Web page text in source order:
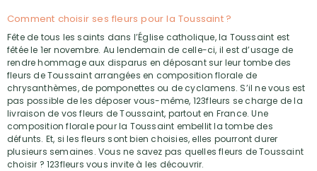
Comment choisir ses fleurs pour la Toussaint ?
Fête de tous les saints dans l’Église catholique, la Toussaint est
fêtée le 1er novembre. Au lendemain de celle-ci, il est d’usage de
rendre hommage aux disparus en déposant sur leur tombe des
fleurs de Toussaint arrangées en composition florale de
chrysanthèmes, de pomponettes ou de cyclamens. S’il ne vous est
pas possible de les déposer vous-même, 123fleurs se charge de la
livraison de vos fleurs de Toussaint, partout en France. Une
composition florale pour la Toussaint embellit la tombe des
défunts. Et, si les fleurs sont bien choisies, elles pourront durer
plusieurs semaines. Vous ne savez pas quelles fleurs de Toussaint
choisir ? 123fleurs vous invite à les découvrir.